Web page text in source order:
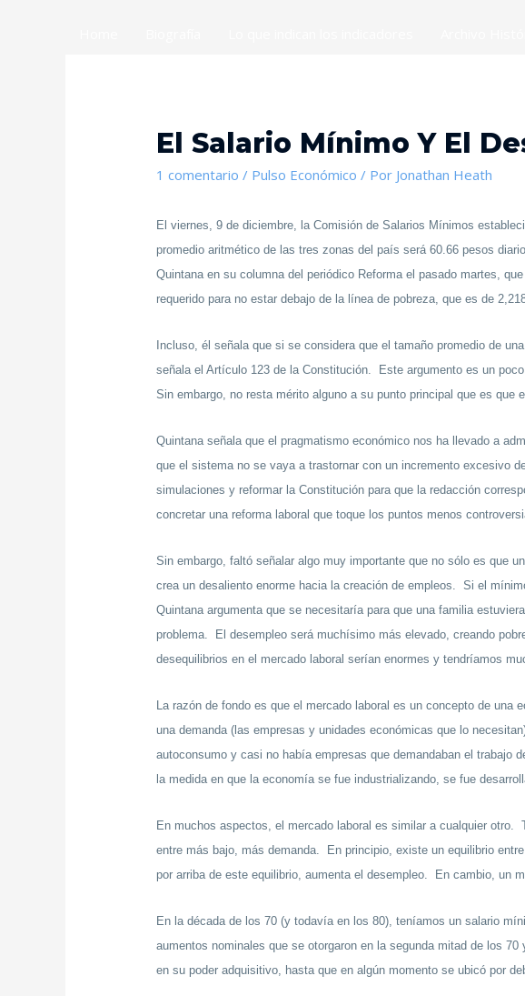
El Salario Mínimo Y El
1 comentario / Pulso Económico / Por Jonathan Heath
El viernes, 9 de diciembre, la Comisión de Salarios Mínimos
promedio aritmético de las tres zonas del país será 60.66 pesos
Quintana en su columna del periódico Reforma el pasado martes,
requerido para no estar debajo de la línea de pobreza, que es de
Incluso, él señala que si se considera que el tamaño promedio de
señala el Artículo 123 de la Constitución. Este argumento es un
Sin embargo, no resta mérito alguno a su punto principal que es
Quintana señala que el pragmatismo económico nos ha llevado a
que el sistema no se vaya a trastornar con un incremento excesivo
simulaciones y reformar la Constitución para que la redacción
concretar una reforma laboral que toque los puntos menos
Sin embargo, faltó señalar algo muy importante que no sólo es que
crea un desaliento enorme hacia la creación de empleos. Si el
Quintana argumenta que se necesitaría para que una familia
problema. El desempleo será muchísimo más elevado, creando
desequilibrios en el mercado laboral serían enormes y tendríamos
La razón de fondo es que el mercado laboral es un concepto de
una demanda (las empresas y unidades económicas que lo
autoconsumo y casi no había empresas que demandaban el
la medida en que la economía se fue industrializando, se fue
En muchos aspectos, el mercado laboral es similar a cualquier
entre más bajo, más demanda. En principio, existe un equilibrio
por arriba de este equilibrio, aumenta el desempleo. En cambio, un
En la década de los 70 (y todavía en los 80), teníamos un salario
aumentos nominales que se otorgaron en la segunda mitad de los
en su poder adquisitivo, hasta que en algún momento se ubicó por